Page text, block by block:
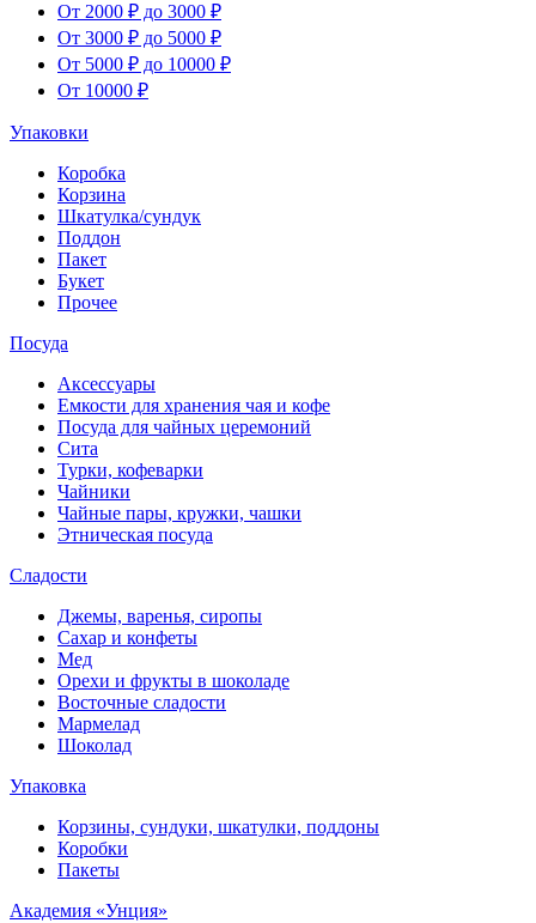
От 2000 ₽ до 3000 ₽
От 3000 ₽ до 5000 ₽
От 5000 ₽ до 10000 ₽
От 10000 ₽
Упаковки
Коробка
Корзина
Шкатулка/сундук
Поддон
Пакет
Букет
Прочее
Посуда
Аксессуары
Емкости для хранения чая и кофе
Посуда для чайных церемоний
Сита
Турки, кофеварки
Чайники
Чайные пары, кружки, чашки
Этническая посуда
Сладости
Джемы, варенья, сиропы
Сахар и конфеты
Мед
Орехи и фрукты в шоколаде
Восточные сладости
Мармелад
Шоколад
Упаковка
Корзины, сундуки, шкатулки, поддоны
Коробки
Пакеты
Академия «Унция»